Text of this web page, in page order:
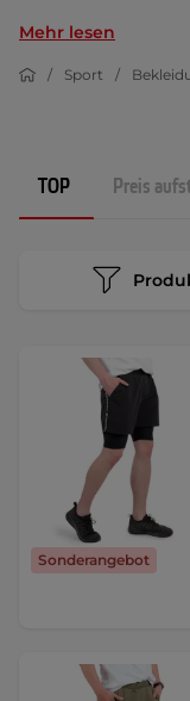
Mehr lesen
Sport
TOP Preis
Sonderangebot